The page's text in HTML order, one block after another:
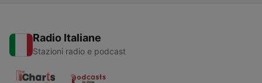
Radio Italiane
Stazioni radio e podcast